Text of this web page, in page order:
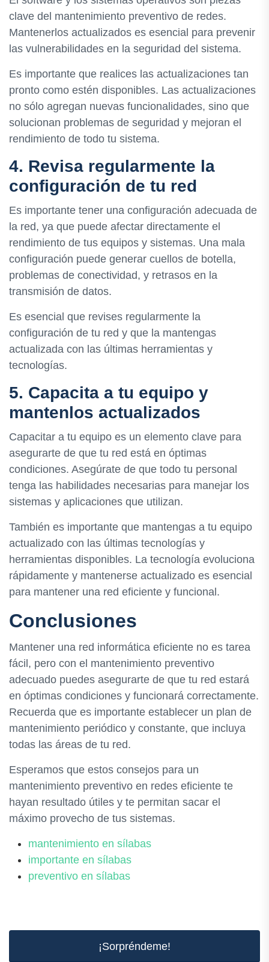
clave del mantenimiento preventivo de redes.
Mantenerlos actualizados es esencial para prevenir
las vulnerabilidades en la seguridad del sistema.
Es importante que realices las actualizaciones tan
pronto como estén disponibles. Las actualizaciones
no sólo agregan nuevas funcionalidades, sino que
solucionan problemas de seguridad y mejoran el
rendimiento de todo tu sistema.
4. Revisa regularmente la
configuración de tu red
Es importante tener una configuración adecuada de
la red, ya que puede afectar directamente el
rendimiento de tus equipos y sistemas. Una mala
configuración puede generar cuellos de botella,
problemas de conectividad, y retrasos en la
transmisión de datos.
Es esencial que revises regularmente la
configuración de tu red y que la mantengas
actualizada con las últimas herramientas y
tecnologías.
5. Capacita a tu equipo y
mantenlos actualizados
Capacitar a tu equipo es un elemento clave para
asegurarte de que tu red está en óptimas
condiciones. Asegúrate de que todo tu personal
tenga las habilidades necesarias para manejar los
sistemas y aplicaciones que utilizan.
También es importante que mantengas a tu equipo
actualizado con las últimas tecnologías y
herramientas disponibles. La tecnología evoluciona
rápidamente y mantenerse actualizado es esencial
para mantener una red eficiente y funcional.
Conclusiones
Mantener una red informática eficiente no es tarea
fácil, pero con el mantenimiento preventivo
adecuado puedes asegurarte de que tu red estará
en óptimas condiciones y funcionará correctamente.
Recuerda que es importante establecer un plan de
mantenimiento periódico y constante, que incluya
todas las áreas de tu red.
Esperamos que estos consejos para un
mantenimiento preventivo en redes eficiente te
hayan resultado útiles y te permitan sacar el
máximo provecho de tus sistemas.
mantenimiento en sílabas
importante en sílabas
preventivo en sílabas
¡Sorpréndeme!